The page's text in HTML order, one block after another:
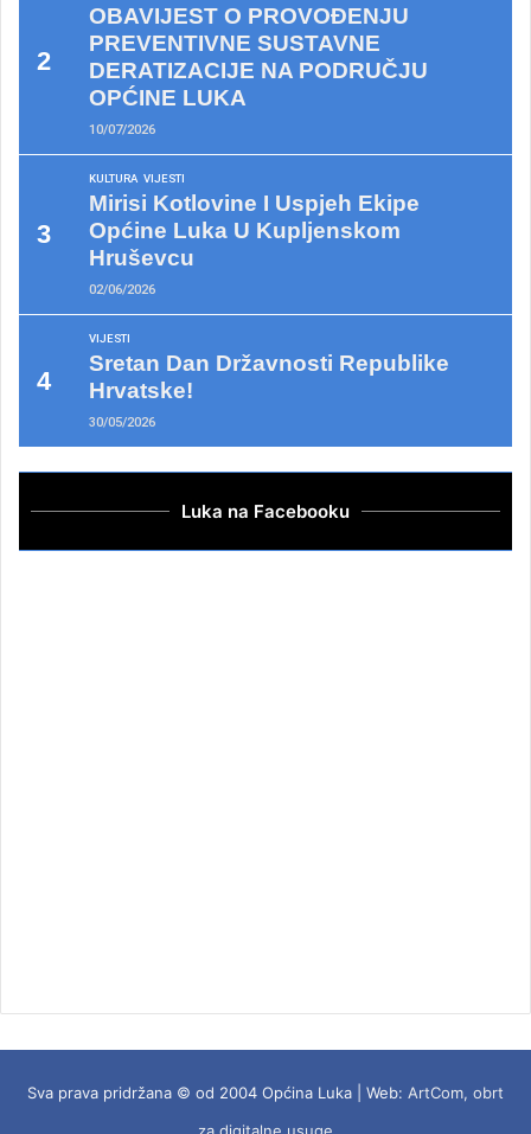
OBAVIJEST O PROVOĐENJU
PREVENTIVNE SUSTAVNE
DERATIZACIJE NA PODRUČJU
OPĆINE LUKA
10/07/2026
KULTURA VIJESTI
Mirisi Kotlovine I Uspjeh Ekipe
Općine Luka U Kupljenskom
Hruševcu
02/06/2026
VIJESTI
Sretan Dan Državnosti Republike
Hrvatske!
30/05/2026
Luka na Facebooku
Sva prava pridržana © od 2004 Općina Luka | Web: ArtCom, obrt